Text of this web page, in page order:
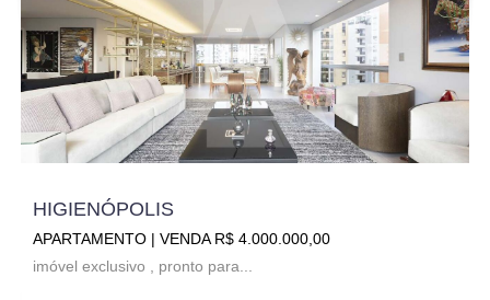
HIGIENÓPOLIS
APARTAMENTO | VENDA R$ 4.000.000,00
imóvel exclusivo , pronto para...